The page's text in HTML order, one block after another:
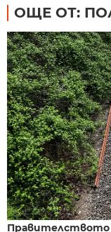
ОЩЕ ОТ:
Правителството